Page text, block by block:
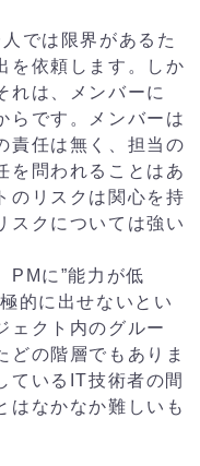
では限界があるた
を依頼します。しか
れは、メンバーに
らです。メンバーは
責任は無く、担当の
を問われることはあ
のリスクは関心を持
スクについては強い
に”能力が低
的に出せないとい
ェクト内のグルー
どの階層でもありま
ているIT技術者の間
はなかなか難しいも